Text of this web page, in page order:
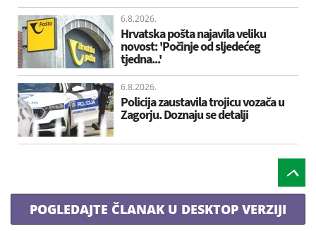
6.8.2026.
Hrvatska pošta najavila veliku
novost: 'Počinje od sljedećeg
tjedna...'
6.8.2026.
Policija zaustavila trojicu vozača u
Zagorju. Doznaju se detalji
POGLEDAJTE ČLANAK U DESKTOP VERZIJI